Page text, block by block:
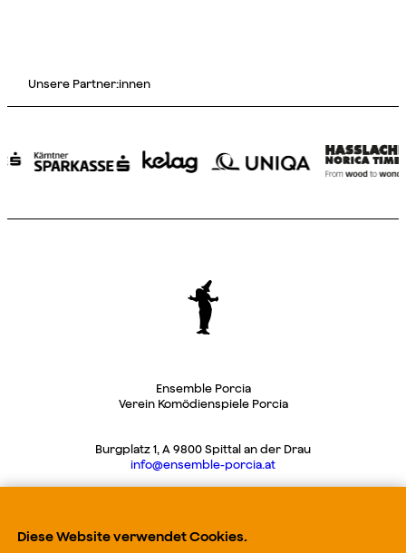
Ensemble Porcia
Verein Komödienspiele Porcia
Burgplatz 1, A 9800 Spittal an der Drau
info@ensemble-porcia.at
Datenschutz
Diese Website verwendet Cookies.